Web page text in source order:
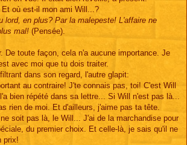
Et où est-il mon ami Will...?
lord, en plus? Par la malepeste! L'affaire ne
mal! (Pensée).
De toute façon, cela n'a aucune importance. Je
avec moi que tu dois traiter.
dans son regard, l'autre glapit:
au contraire! J'te connais pas, toi! C'est Will
bien répété dans sa lettre... Si Will n'est pas là...
rien de moi. Et d'ailleurs, j'aime pas ta tête.
soit pas là, le Will... J'ai de la marchandise pour
du premier choix. Et celle-là, je sais qu'il ne
prix!